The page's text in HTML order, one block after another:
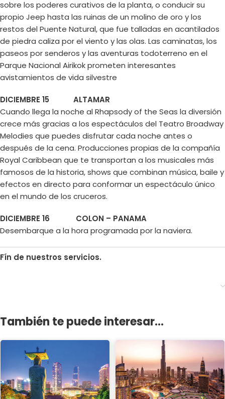
sobre los poderes curativos de la planta, o conducir su
propio Jeep hasta las ruinas de un molino de oro y los
restos del Puente Natural, que fue talladas en acantilados
de piedra caliza por el viento y las olas. Las caminatas, los
paseos por senderos y las aventuras todoterreno en el
Parque Nacional Airikok prometen interesantes
avistamientos de vida silvestre
DICIEMBRE 15 ALTAMAR
Cuando llega la noche al Rhapsody of the Seas la diversión
crece más gracias a los espectáculos del Teatro Broadway
Melodies que puedes disfrutar cada noche antes o
después de la cena. Producciones propias de la compañía
Royal Caribbean que te transportan a los musicales más
famosos de la historia, shows que combinan música, baile y
efectos en directo para conformar un espectáculo único
en el mundo de los cruceros.
DICIEMBRE 16 COLON – PANAMA
Desembarque a la hora programada por la naviera.
Fín de nuestros servicios.
También te puede interesar...